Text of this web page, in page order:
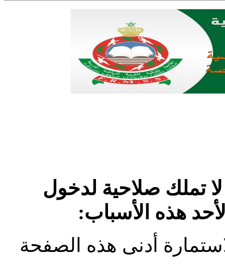
تملك صلاحية لدخول
هذه الأسباب:
أدنى هذه الصفحة